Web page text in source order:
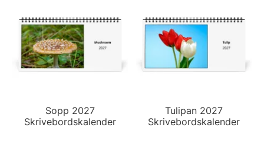
Sopp 2027
Skrivebordskalender
Tulipan 2027
Skrivebordskalender